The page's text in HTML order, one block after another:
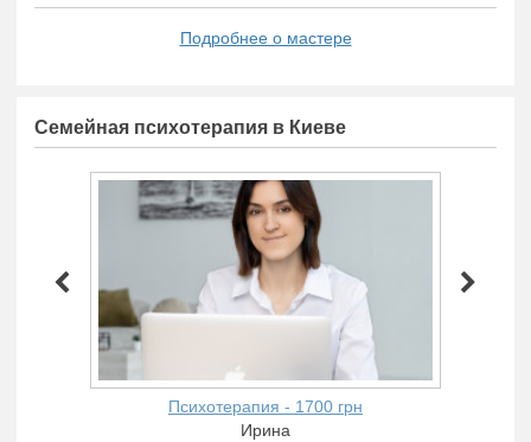
Подробнее о мастере
Семейная психотерапия в Киеве
Психотерапия - 1700 грн
Ирина